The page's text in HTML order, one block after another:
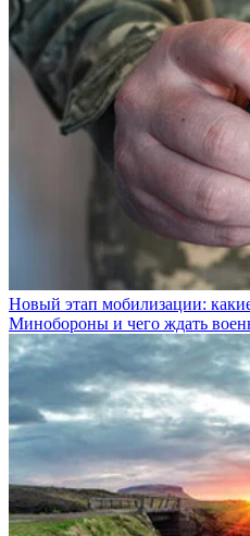
Новый этап мобилизации:
Минобороны и чего ждать